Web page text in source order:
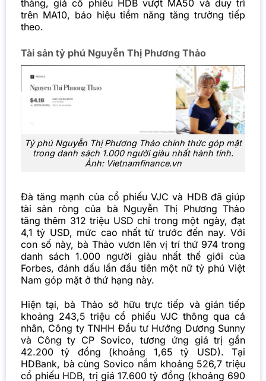
tháng, giá cổ phiếu HDB vượt MA50 và duy trì
trên MA10, báo hiệu tiềm năng tăng trưởng tiếp
theo.
Tài sản tỷ phú Nguyễn Thị Phương Thảo
Tỷ phú Nguyễn Thị Phương Thảo chính thức góp mặt
trong danh sách 1.000 người giàu nhất hành tinh.
Ảnh: Vietnamfinance.vn
Đà tăng mạnh của cổ phiếu VJC và HDB đã giúp
tài sản ròng của bà Nguyễn Thị Phương Thảo
tăng thêm 312 triệu USD chỉ trong một ngày, đạt
4,1 tỷ USD, mức cao nhất từ trước đến nay. Với
con số này, bà Thảo vươn lên vị trí thứ 974 trong
danh sách 1.000 người giàu nhất thế giới của
Forbes, đánh dấu lần đầu tiên một nữ tỷ phú Việt
Nam góp mặt ở thứ hạng này.
Hiện tại, bà Thảo sở hữu trực tiếp và gián tiếp
khoảng 243,5 triệu cổ phiếu VJC thông qua cá
nhân, Công ty TNHH Đầu tư Hướng Dương Sunny
và Công ty CP Sovico, tương ứng giá trị gần
42.200 tỷ đồng (khoảng 1,65 tỷ USD). Tại
HDBank, bà cùng Sovico nắm khoảng 526,7 triệu
cổ phiếu HDB, trị giá 17.600 tỷ đồng (khoảng 690